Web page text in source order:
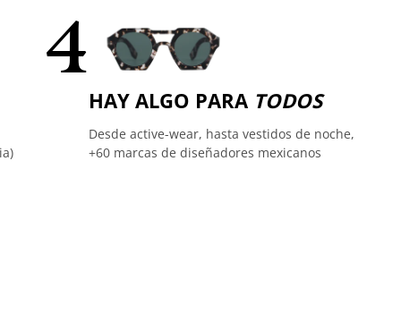
4
HAY ALGO PARA TODOS
Desde active-wear, hasta vestidos de noche,
+60 marcas de diseñadores mexicanos